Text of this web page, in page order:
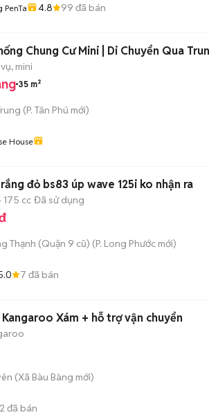
PenTa 4.8 99 đã bán
Chung Cư Mini | Di Chuyển Qua
mini
35 m²
(P. Tân Phú mới)
House
đỏ bs83 úp wave 125i ko nhận ra
175 cc Đã sử dụng
Thạnh (Quận 9 cũ) (P. Long Phước mới)
7 đã bán
Xám + hỗ trợ vận chuyển
(Xã Bàu Bàng mới)
đã bán